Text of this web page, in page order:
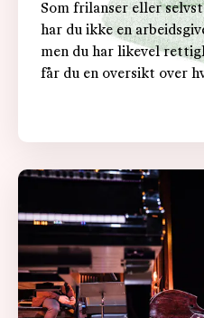
Som frilanser eller
har du ikke en
men du har likevel
får du en oversikt over